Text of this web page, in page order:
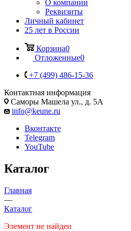
О компании
Реквизиты
Личный кабинет
25 лет в России
Корзина0
Отложенные0
+7 (499) 486-15-36
Контактная информация
Саморы Машела ул., д. 5А
info@keune.ru
Вконтакте
Telegram
YouTube
Каталог
Главная
—
Каталог
Элемент не найден